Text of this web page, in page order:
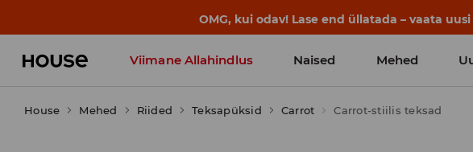
OMG, kui odav! Lase end üllatada – vaata
Viimane Allahindlus Naised Mehed
House Mehed Riided Teksapüksid Carrot Carrot-stiilis teksad